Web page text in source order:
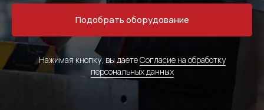
Подобрать оборудование
Нажимая кнопку, вы даетеСогласие на обработку
персональных данных